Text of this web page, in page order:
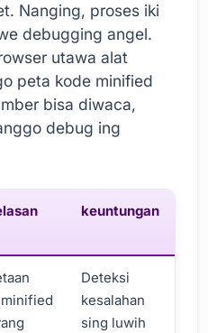
Nanging, proses iki
debugging angel.
utawa alat
peta kode minified
bisa diwaca,
debug ing
keuntungan
Deteksi
kesalahan
sing luwih